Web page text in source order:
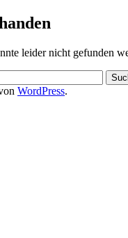
leider nicht gefunden
WordPress.